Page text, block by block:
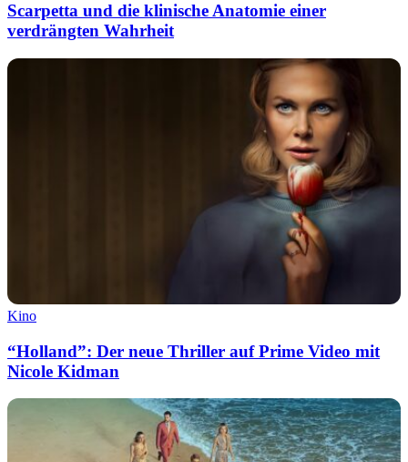
Scarpetta und die klinische Anatomie einer
verdrängten Wahrheit
Kino
“Holland”: Der neue Thriller auf Prime Video mit
Nicole Kidman